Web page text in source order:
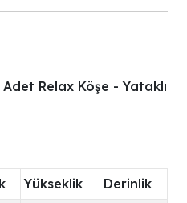
Adet Relax Köşe - Yataklı
Yükseklik
Derinlik